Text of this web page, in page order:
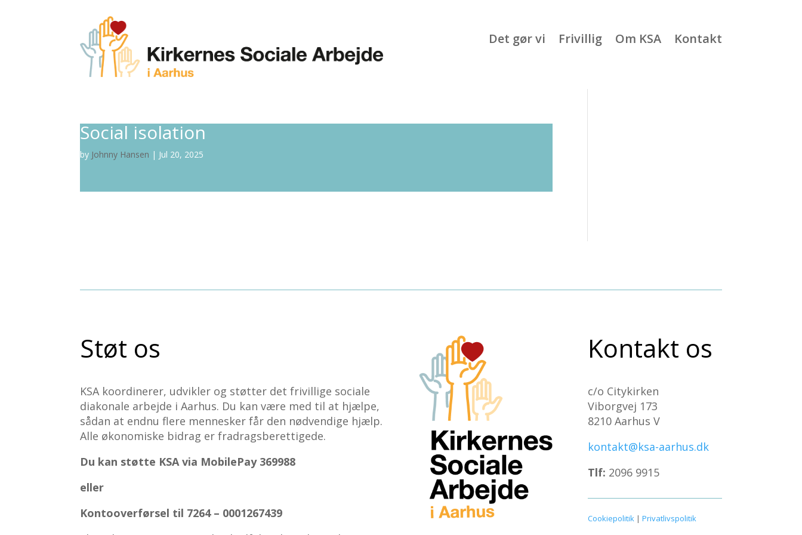
Det gør vi Frivillig Om KSA Kontakt
Social isolation
by Johnny Hansen | Jul 20, 2025
Støt os
KSA koordinerer, udvikler og støtter det frivillige sociale
diakonale arbejde i Aarhus. Du kan være med til at hjælpe,
sådan at endnu flere mennesker får den nødvendige hjælp.
Alle økonomiske bidrag er fradragsberettigede.
Du kan støtte KSA via MobilePay 369988
eller
Kontooverførsel til 7264– 0001267439
Kontakt os
c/o Citykirken
Viborgvej 173
8210 Aarhus V
kontakt@ksa-aarhus.dk
Tlf: 2096 9915
Cookiepolitik |Privatlivspolitik